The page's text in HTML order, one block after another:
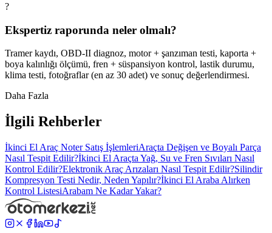
?
Ekspertiz raporunda neler olmalı?
Tramer kaydı, OBD-II diagnoz, motor + şanzıman testi, kaporta +
boya kalınlığı ölçümü, fren + süspansiyon kontrol, lastik durumu,
klima testi, fotoğraflar (en az 30 adet) ve sonuç değerlendirmesi.
Daha Fazla
İlgili Rehberler
İkinci El Araç Noter Satış İşlemleriAraçta Değişen ve Boyalı Parça
Nasıl Tespit Edilir?İkinci El Araçta Yağ, Su ve Fren Sıvıları Nasıl
Kontrol Edilir?Elektronik Araç Arızaları Nasıl Tespit Edilir?Silindir
Kompresyon Testi Nedir, Neden Yapılır?İkinci El Araba Alırken
Kontrol ListesiArabam Ne Kadar Yakar?